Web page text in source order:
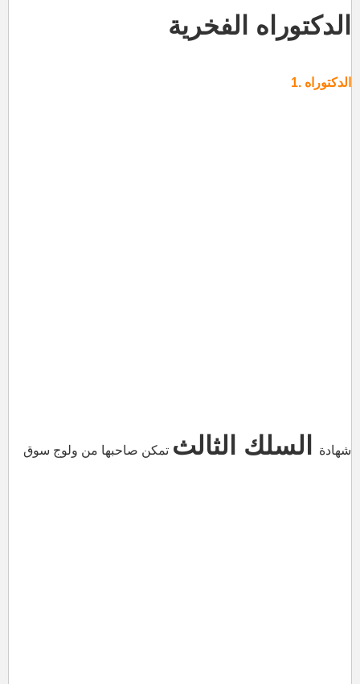
الدكتوراه الفخرية
1. الدكتوراه
شهادة السلك الثالث تمكن صاحبها من ولوج سوق